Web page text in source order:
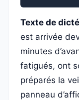
Texte de
est arrivée
minutes
fatigués, ont
préparés la
panneau